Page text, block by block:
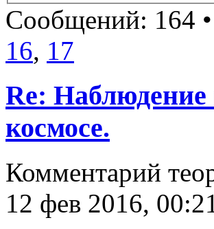
Сообщений: 164 •
16, 17
Re:
космосе.
Комментарий
12 фев 2016,